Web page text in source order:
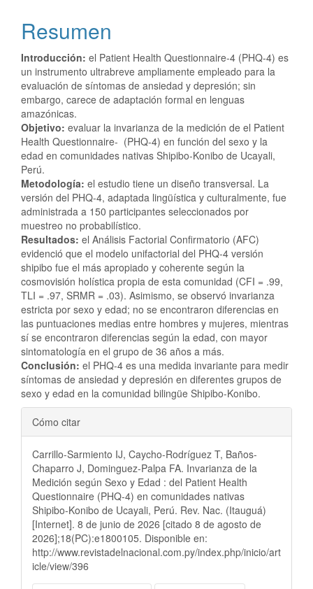
Resumen
Introducción: el Patient Health Questionnaire-4 (PHQ-4) es
un instrumento ultrabreve ampliamente empleado para la
evaluación de síntomas de ansiedad y depresión; sin
embargo, carece de adaptación formal en lenguas
amazónicas.
Objetivo: evaluar la invarianza de la medición de el Patient
Health Questionnaire- (PHQ-4) en función del sexo y la
edad en comunidades nativas Shipibo-Konibo de Ucayali,
Perú.
Metodología: el estudio tiene un diseño transversal. La
versión del PHQ-4, adaptada lingüística y culturalmente, fue
administrada a 150 participantes seleccionados por
muestreo no probabilístico.
Resultados: el Análisis Factorial Confirmatorio (AFC)
evidenció que el modelo unifactorial del PHQ-4 versión
shipibo fue el más apropiado y coherente según la
cosmovisión holística propia de esta comunidad (CFI = .99,
TLI = .97, SRMR = .03). Asimismo, se observó invarianza
estricta por sexo y edad; no se encontraron diferencias en
las puntuaciones medias entre hombres y mujeres, mientras
sí se encontraron diferencias según la edad, con mayor
sintomatología en el grupo de 36 años a más.
Conclusión: el PHQ-4 es una medida invariante para medir
síntomas de ansiedad y depresión en diferentes grupos de
sexo y edad en la comunidad bilingüe Shipibo-Konibo.
Detalles
del
artículo
Cómo citar
Carrillo-Sarmiento IJ, Caycho-Rodríguez T, Baños-
Chaparro J, Dominguez-Palpa FA. Invarianza de la
Medición según Sexo y Edad : del Patient Health
Questionnaire (PHQ-4) en comunidades nativas
Shipibo-Konibo de Ucayali, Perú. Rev. Nac. (Itauguá)
[Internet]. 8 de junio de 2026 [citado 8 de agosto de
2026];18(PC):e1800105. Disponible en:
http://www.revistadelnacional.com.py/index.php/inicio/art
icle/view/396